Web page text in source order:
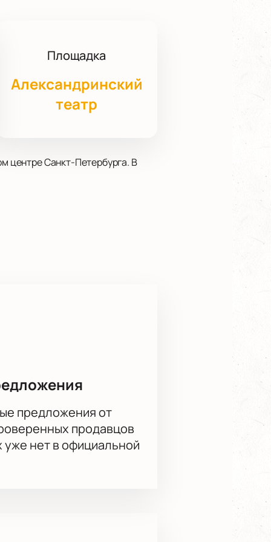
Площадка
Александринский
театр
центре Санкт-Петербурга. В
чьи произведения
зала — вы легко выберете
вызывает сложностей.
в зале, и подробно
вживую.
предложения от
продавцов
нет в официальной